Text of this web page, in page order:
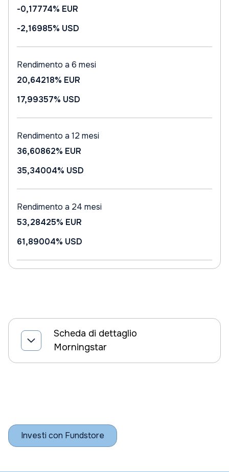
-0,17774% EUR
-2,16985% USD
Rendimento a 6 mesi
20,64218% EUR
17,99357% USD
Rendimento a 12 mesi
36,60862% EUR
35,34004% USD
Rendimento a 24 mesi
53,28425% EUR
61,89004% USD
Scheda di dettaglio
Morningstar
Investi con Fundstore